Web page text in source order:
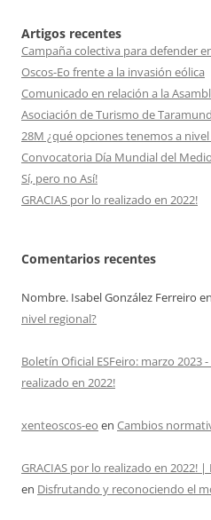
Artigos recentes
Campaña colectiva para defender
Oscos-Eo frente a la invasión eólica
Comunicado en relación a la
Asociación de Turismo de
28M ¿qué opciones tenemos a
Convocatoria Día Mundial del
Sí, pero no Así!
GRACIAS por lo realizado en 2022!
Comentarios recentes
Nombre. Isabel González Ferreiro en
nivel regional?
Boletín Oficial ESFeiro: marzo 2023 -
realizado en 2022!
xenteoscos-eo en Cambios
GRACIAS por lo realizado en 2022!
en Disfrutando y reconociendo el